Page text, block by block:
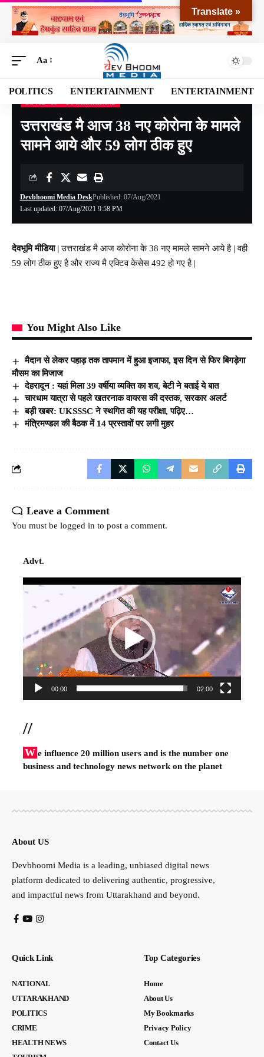
Aa
POLITICS ENTERTAINMENT ENTERTAINMENT
Devbhoomi Media >Blog>NATIONAL >UTTARAKHAND>COVID -19> उत्तराखंड
उत्तराखंड मै आज 38 नए कोरोना के मामले
सामने आये और 59 लोग ठीक हुए
Last updated: 07/Aug/2021 9:58 PM
Devbhoomi Media DeskPublished: 07/Aug/2021
देवभूमि मीडिया |उत्तराखंड मै आज कोरोना के 38 नए मामले सामने आये है | वही
59 लोग ठीक हुए है और राज्य मै एक्टिव केसेस 492 हो गए है |
You Might Also Like
मैदान से लेकर पहाड़ तक तापमान में हुआ इजाफा, इस दिन से फिर बिगड़ेगा
मौसम का मिजाज
देहरादून : यहां मिला 39 वर्षीया व्यक्ति का शव, बेटी ने बताई ये बात
चारधाम यात्रा से पहले खतरनाक वायरस की दस्तक, सरकार अलर्ट
बड़ी खबर: UKSSSC ने स्थगित की यह परीक्षा, पढ़िए…
मंत्रिमण्डल की बैठक में 14 प्रस्तावों पर लगी मुहर
Leave a Comment
You must be logged in to post a comment.
Advt.
Video
00:00 02:00
//
W e influence 20 million users and is the number one
business and technology news network on the planet
About US
Devbhoomi Media is a leading, unbiased digital news
platform dedicated to delivering authentic, progressive,
and impactful news from Uttarakhand and beyond.
Quick Link
NATIONAL
UTTARAKHAND
POLITICS
CRIME
HEALTH NEWS
Top Categories
Home
About Us
My Bookmarks
Privacy Policy
Contact Us
Translate »